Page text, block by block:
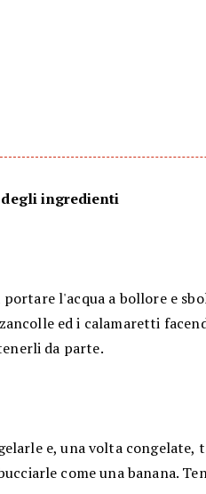
ingredienti
l'acqua a bollore e
ed i calamaretti
da parte.
e, una volta
come una banana.